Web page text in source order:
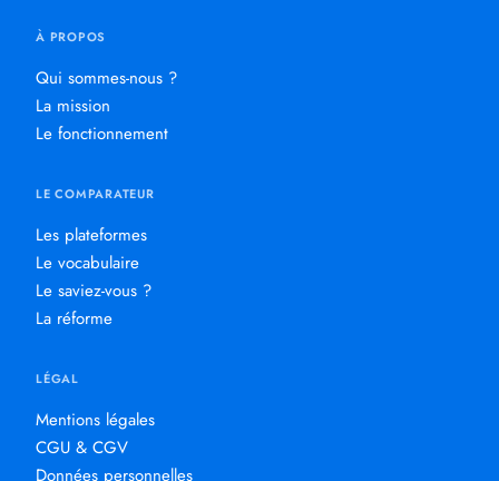
À PROPOS
Qui sommes-nous ?
La mission
Le fonctionnement
LE COMPARATEUR
Les plateformes
Le vocabulaire
Le saviez-vous ?
La réforme
LÉGAL
Mentions légales
CGU & CGV
Données personnelles